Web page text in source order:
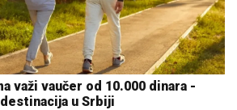
važi vaučer od 10.000 dinara -
u Srbiji